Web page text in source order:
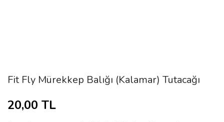
Fit Fly Mürekkep Balığı (Kalamar) Tutacağı
20,00 TL